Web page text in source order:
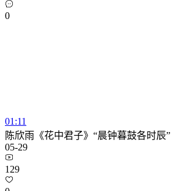
0
01:11
陈欣雨《花中君子》“晨钟暮鼓各时辰”
05-29
129